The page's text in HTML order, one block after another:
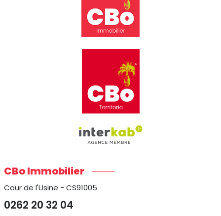
CBo Immobilier
Cour de l'Usine - CS91005
0262 20 32 04